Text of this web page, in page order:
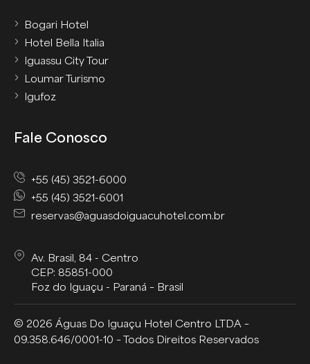
Bogari Hotel
Hotel Bella Italia
Iguassu City Tour
Loumar Turismo
Igufoz
Fale Conosco
+55 (45) 3521-6000
+55 (45) 3521-6001
reservas@aguasdoiguacuhotel.com.br
Av. Brasil, 84 - Centro
CEP: 85851-000
Foz do Iguaçu - Paraná – Brasil
© 2026 Águas Do Iguaçu Hotel Centro LTDA –
09.358.646/0001-10 – Todos Direitos Reservados